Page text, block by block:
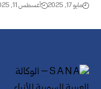
مايو 17, 2025 أغسطس 11, 2025